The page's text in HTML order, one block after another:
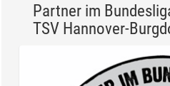
Partner im
TSV Hannover-